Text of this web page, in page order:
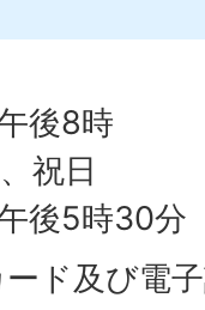
後8時
祝日
後5時30分
ド及び電